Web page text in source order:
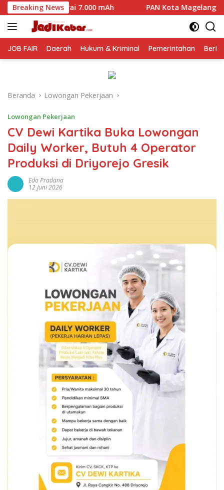
Langsung
ke
konten
Breaking News
mAh PAN Kota Magelang Mulai Panaskan Mesin
JOB FAIR Daerah Hukum & Kriminal Pemerintahan
Beranda Lowongan Pekerjaan
Lowongan Pekerjaan
CV Dewi Kartika Buka Lowongan
Daily Worker, Butuh 4 Operator
Produksi di Driyorejo Gresik
Edo Pradana
12 Juni 2026